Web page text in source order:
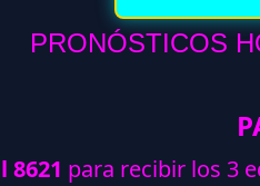
PRONÓSTICOS
8621 para recibir los 3